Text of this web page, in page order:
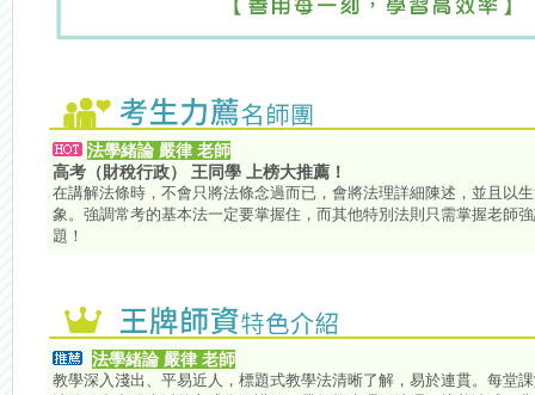
法學緒論 嚴律 老師
高考（財稅行政） 王同學 上榜大推薦！
在講解法條時，不會只將法條念過而已，會將法理詳細陳述，並且以
象。強調常考的基本法一定要掌握住，而其他特別法則只需掌握老師
題！
法學緒論 嚴律 老師
教學深入淺出、平易近人，標題式教學法清晰了解，易於連貫。每堂